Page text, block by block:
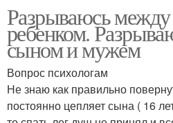
Разрываюсь
ребенком.
сыном и мужем
Вопрос психологам
Не знаю как правильно
постоянно цепляет сына ( 16